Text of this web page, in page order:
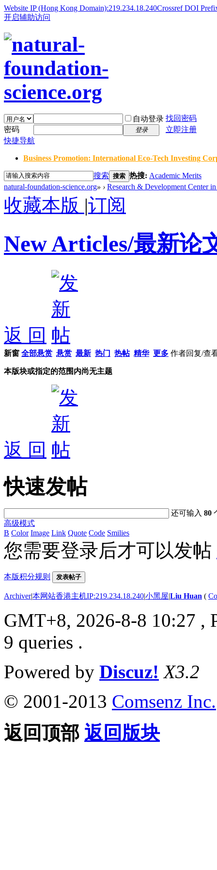
Website IP (Hong Kong Domain):219.234.18.240Crossref DOI
开启辅助访问
自动登录 找回密码
密码
登录
立即注册
快捷导航
Business Promotion: International Eco-Tech Investing
搜索 搜索 热搜: Academic Merits
natural-foundation-science.org» › Research & Development Center
收藏本版 |订阅
New Articles/最新论
返 回
新窗 全部悬赏 悬赏 最新 热门 热帖 精华 更多 作者回复/查
本版块或指定的范围内尚无主题
返 回
快速发帖
还可输入80
高级模式
B Color Image Link Quote Code Smilies
您需要登录后才可以发帖
本版积分规则 发表帖子
Archiver|本网站香港主机IP:219.234.18.240|小黑屋|Liu Huan (
GMT+8, 2026-8-8 10:27 ,
9 queries .
Powered by Discuz! X3.2
© 2001-2013 Comsenz Inc.
返回顶部 返回版块